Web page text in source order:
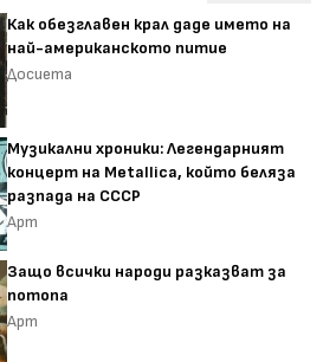
Как обезглавен крал даде името на
най-американското питие
Досиета
Музикални хроники: Легендарният
концерт на Metallica, който беляза
разпада на СССР
Арт
Защо всички народи разказват за
потопа
Арт